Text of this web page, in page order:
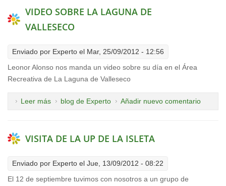
VIDEO SOBRE LA LAGUNA DE
VALLESECO
Enviado por Experto el Mar, 25/09/2012 - 12:56
Leonor Alonso nos manda un video sobre su día en el Área
Recreativa de La Laguna de Valleseco
Leer más sobre VIDEO SOBRE LA LAGUNA DE VALLESECO
blog de Experto Añadir nuevo comentario
VISITA DE LA UP DE LA ISLETA
Enviado por Experto el Jue, 13/09/2012 - 08:22
El 12 de septiembre tuvimos con nosotros a un grupo de